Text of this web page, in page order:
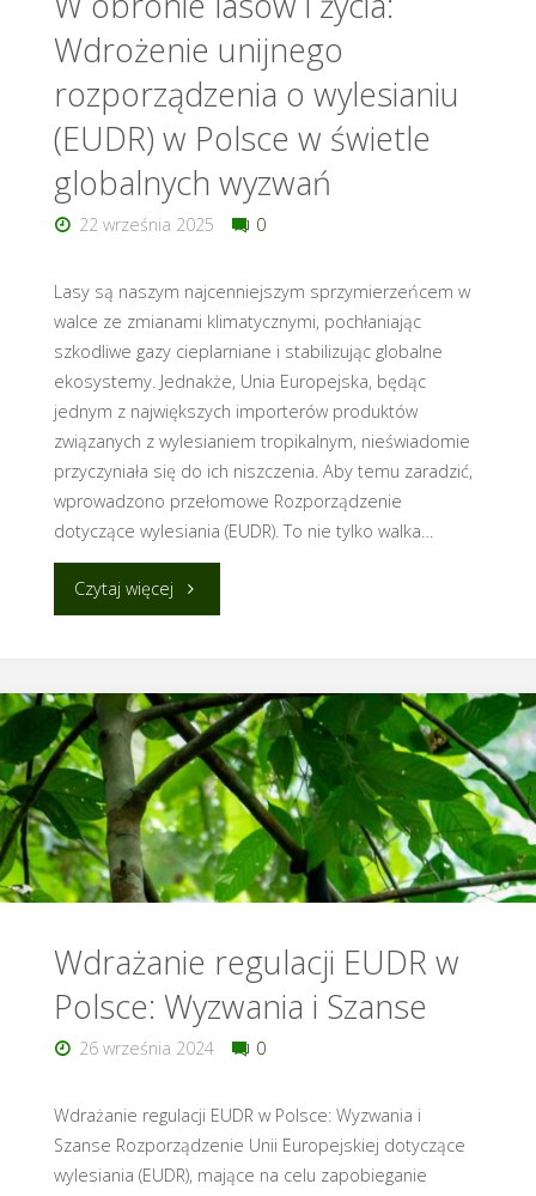
Wdrożenie unijnego
rozporządzenia o wylesianiu
(EUDR) w Polsce w świetle
globalnych wyzwań
22 września 2025 0
Lasy są naszym najcenniejszym sprzymierzeńcem w
walce ze zmianami klimatycznymi, pochłaniając
szkodliwe gazy cieplarniane i stabilizując globalne
ekosystemy. Jednakże, Unia Europejska, będąc
jednym z największych importerów produktów
związanych z wylesianiem tropikalnym, nieświadomie
przyczyniała się do ich niszczenia. Aby temu zaradzić,
wprowadzono przełomowe Rozporządzenie
dotyczące wylesiania (EUDR). To nie tylko walka…
Czytaj więcej "W
lasów
i
życia:
Wdrożenie
unijnego
rozporządzenia
o
wylesianiu
w
Wdrażanie regulacji EUDR w
Polsce: Wyzwania i Szanse
26 września 2024 0
Wdrażanie regulacji EUDR w Polsce: Wyzwania i
Szanse Rozporządzenie Unii Europejskiej dotyczące
wylesiania (EUDR), mające na celu zapobieganie